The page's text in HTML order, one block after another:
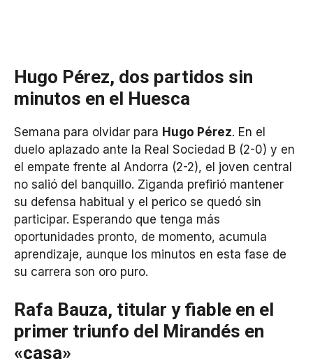
Hugo Pérez, dos partidos sin
minutos en el Huesca
Semana para olvidar para Hugo Pérez. En el
duelo aplazado ante la Real Sociedad B (2-0) y en
el empate frente al Andorra (2-2), el joven central
no salió del banquillo. Ziganda prefirió mantener
su defensa habitual y el perico se quedó sin
participar. Esperando que tenga más
oportunidades pronto, de momento, acumula
aprendizaje, aunque los minutos en esta fase de
su carrera son oro puro.
Rafa Bauza, titular y fiable en el
primer triunfo del Mirandés en
«casa»